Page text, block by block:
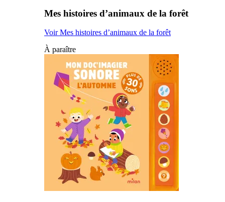
Mes histoires d’animaux de la forêt
Voir Mes histoires d’animaux de la forêt
À paraître